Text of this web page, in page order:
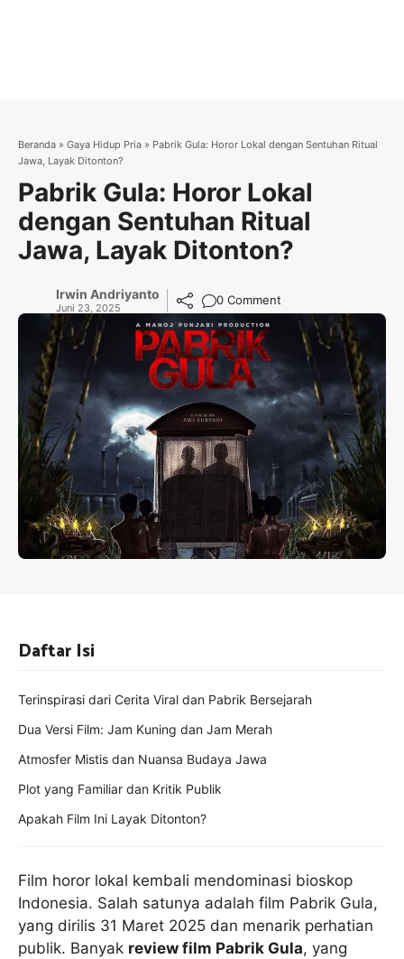
Beranda » Gaya Hidup Pria » Pabrik Gula: Horor Lokal dengan Sentuhan Ritual
Jawa, Layak Ditonton?
Pabrik Gula: Horor Lokal
dengan Sentuhan Ritual
Jawa, Layak Ditonton?
Irwin Andriyanto
Juni 23, 2025
0 Comment
Film horor lokal kembali mendominasi bioskop
Indonesia. Salah satunya adalah film Pabrik Gula,
yang dirilis 31 Maret 2025 dan menarik perhatian
publik. Banyak review film Pabrik Gula, yang
Daftar Isi
Terinspirasi dari Cerita Viral dan Pabrik Bersejarah
Dua Versi Film: Jam Kuning dan Jam Merah
Atmosfer Mistis dan Nuansa Budaya Jawa
Plot yang Familiar dan Kritik Publik
Apakah Film Ini Layak Ditonton?